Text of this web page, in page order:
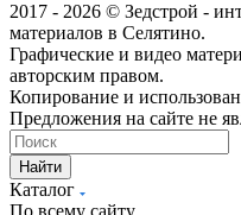
2017 - 2026 © Зедстрой -
материалов в Селятино.
Графические и видео
авторским правом.
Копирование и
Предложения на сайте не
Найти
Каталог